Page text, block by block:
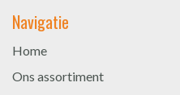
Navigatie
Home
Ons assortiment